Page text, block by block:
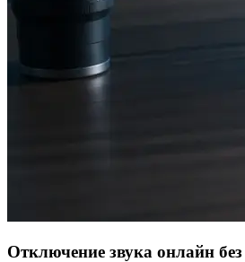
Отключение звука онлайн